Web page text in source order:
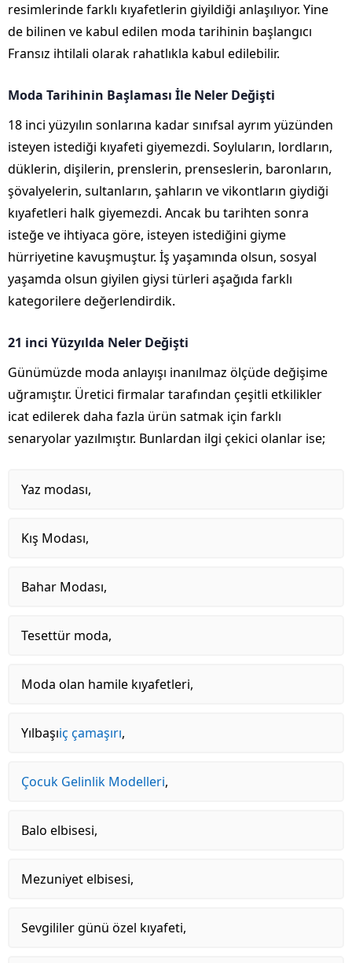
resimlerinde farklı kıyafetlerin giyildiği anlaşılıyor. Yine
de bilinen ve kabul edilen moda tarihinin başlangıcı
Fransız ihtilali olarak rahatlıkla kabul edilebilir.
Moda Tarihinin Başlaması İle Neler Değişti
18 inci yüzyılın sonlarına kadar sınıfsal ayrım yüzünden
isteyen istediği kıyafeti giyemezdi. Soyluların, lordların,
düklerin, dişilerin, prenslerin, prenseslerin, baronların,
şövalyelerin, sultanların, şahların ve vikontların giydiği
kıyafetleri halk giyemezdi. Ancak bu tarihten sonra
isteğe ve ihtiyaca göre, isteyen istediğini giyme
hürriyetine kavuşmuştur. İş yaşamında olsun, sosyal
yaşamda olsun giyilen giysi türleri aşağıda farklı
kategorilere değerlendirdik.
21 inci Yüzyılda Neler Değişti
Günümüzde moda anlayışı inanılmaz ölçüde değişime
uğramıştır. Üretici firmalar tarafından çeşitli etkilikler
icat edilerek daha fazla ürün satmak için farklı
senaryolar yazılmıştır. Bunlardan ilgi çekici olanlar ise;
Yaz modası,
Kış Modası,
Bahar Modası,
Tesettür moda,
Moda olan hamile kıyafetleri,
Yılbaşıiç çamaşırı,
Çocuk Gelinlik Modelleri,
Balo elbisesi,
Mezuniyet elbisesi,
Sevgililer günü özel kıyafeti,